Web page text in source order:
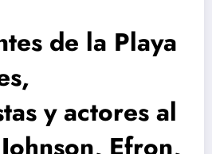
de la Playa
y actores al
Efron,